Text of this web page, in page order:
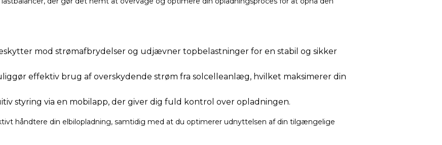
mod strømafbrydelser og udjævner topbelastninger for en stabil og sikker
effektiv brug af overskydende strøm fra solcelleanlæg, hvilket maksimerer din
styring via en mobilapp, der giver dig fuld kontrol over opladningen.
håndtere din elbilopladning, samtidig med at du optimerer udnyttelsen af din tilgængelige